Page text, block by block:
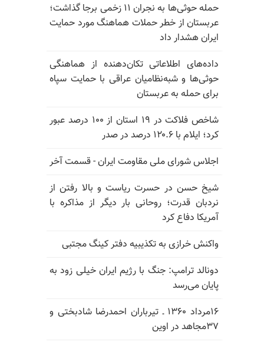
حمله حوثی‌ها به نجران ۱۱ زخمی برجا گذاشت؛
عربستان از خطر حملات هماهنگ مورد حمایت
ایران هشدار داد
داده‌های اطلاعاتی تکان‌دهنده از هماهنگی
حوثی‌ها و شبه‌نظامیان عراقی با حمایت سپاه
برای حمله به عربستان
شاخص فلاکت در ۱۹ استان از ۱۰۰ درصد عبور
کرد؛ ایلام با ۱۲۰.۶ درصد در صدر
اجلاس شورای ملی مقاومت ایران - قسمت آخر
شیخ حسن در حسرت ریاست و بالا رفتن از
نردبان قدرت؛ روحانی بار دیگر از مذاکره با
آمریکا دفاع کرد
واکنش خرازی به تکذیبیه دفتر کینگ مجتبی
دونالد ترامپ: جنگ با رژیم ایران خیلی زود به
پایان می‌رسد
۱۶مرداد ۱۳۶۰ ـ تیرباران احمدرضا شادبختی و
۳۷مجاهد در اوین